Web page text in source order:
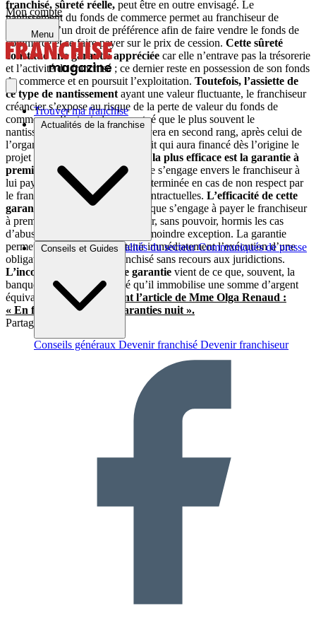
Mon compte
Menu
Trouver ma franchise
Actualités de la franchise
Brèves et actus Actualités du secteur Communiqués de presse
Conseils et Guides
Conseils généraux Devenir franchisé Devenir franchiseur
franchisé, sûreté réelle, peut être en outre envisagé. Le
nantissement du fonds de commerce permet au franchiseur de
bénéficier d’un droit de préférence afin de faire vendre le fonds de
commerce et se faire payer sur le prix de cession. Cette sûreté
constitue une garantie appréciée car elle n’entrave pas la trésorerie
et l’activité du franchisé ; ce dernier reste en possession de son fonds
de commerce et en poursuit l’exploitation. Toutefois, l’assiette de
ce type de nantissement ayant une valeur fluctuante, le franchiseur
créancier s’expose au risque de la perte de valeur du fonds de
commerce, d’autant plus accentué que le plus souvent le
nantissement du franchiseur arrivera en second rang, après celui de
l’organisme dispensateur de crédit qui aura financé dès l’origine le
projet du franchisé.
La garantie la plus efficace est la garantie à
première demande
: une banque s’engage envers le franchiseur à
lui payer une somme d’argent déterminée en cas de non respect par
le franchisé de ses obligations contractuelles. L’efficacité de cette
garantie est implacable
: la banque s’engage à payer le franchiseur
à première demande de ce dernier, sans pouvoir, hormis les cas
d’abus ou de fraude, opposer la moindre exception. La garantie
permet au franchiseur d’obtenir immédiatement l’exécution d’une
obligation financière du franchisé sans recours aux juridictions.
L’inconvénient d’une telle garantie vient de ce que, souvent, la
banque exigera du franchisé qu’il immobilise une somme d’argent
équivalente.Lire également l’article de Mme Olga Renaud :
« En franchise, trop de garanties nuit ».
Partager sur :